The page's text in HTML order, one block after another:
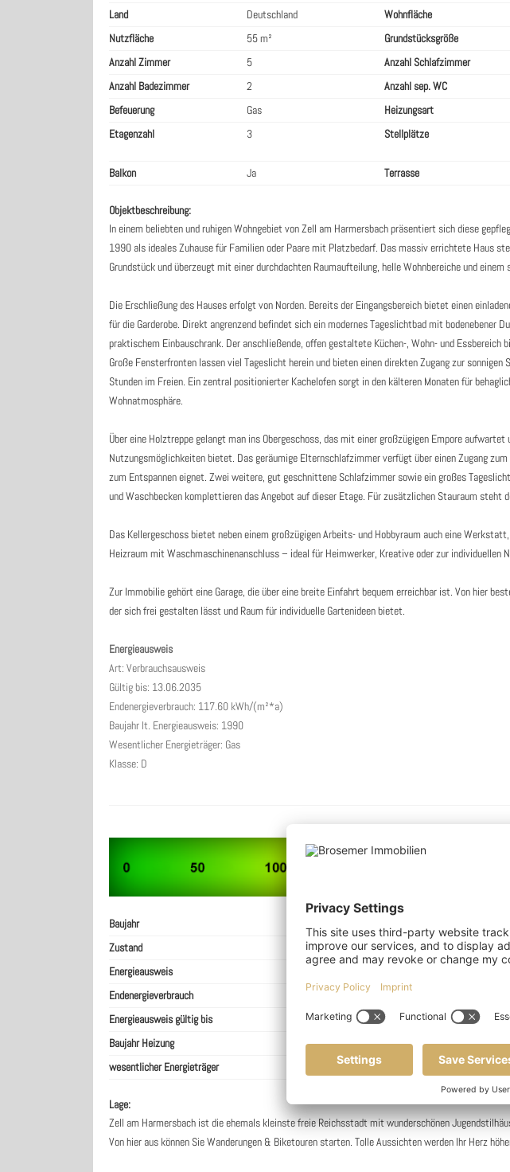
Land
Deutschland Wohnfläche
Nutzfläche
55 m² Grundstücksgröße
Anzahl Zimmer
5 Anzahl Schlafzimmer
Anzahl Badezimmer
2 Anzahl sep. WC
Befeuerung
Gas Heizungsart
Etagenzahl
3 Stellplätze
Balkon
Ja Terrasse
Objektbeschreibung:
In einem beliebten und ruhigen Wohngebiet von Zell am Harmersbach präsentiert sich diese
1990 als ideales Zuhause für Familien oder Paare mit Platzbedarf. Das massiv errichtete Haus
Grundstück und überzeugt mit einer durchdachten Raumaufteilung, helle Wohnbereiche und einem
Die Erschließung des Hauses erfolgt von Norden. Bereits der Eingangsbereich bietet einen
für die Garderobe. Direkt angrenzend befindet sich ein modernes Tageslichtbad mit bodenebener
praktischem Einbauschrank. Der anschließende, offen gestaltete Küchen-, Wohn- und Essbereich
Große Fensterfronten lassen viel Tageslicht herein und bieten einen direkten Zugang zur
Stunden im Freien. Ein zentral positionierter Kachelofen sorgt in den kälteren Monaten für
Wohnatmosphäre.
Über eine Holztreppe gelangt man ins Obergeschoss, das mit einer großzügigen Empore
Nutzungsmöglichkeiten bietet. Das geräumige Elternschlafzimmer verfügt über einen Zugang
zum Entspannen eignet. Zwei weitere, gut geschnittene Schlafzimmer sowie ein großes
und Waschbecken komplettieren das Angebot auf dieser Etage. Für zusätzlichen Stauraum steht
Das Kellergeschoss bietet neben einem großzügigen Arbeits- und Hobbyraum auch eine
Heizraum mit Waschmaschinenanschluss – ideal für Heimwerker, Kreative oder zur individuellen
Zur Immobilie gehört eine Garage, die über eine breite Einfahrt bequem erreichbar ist. Von hier
der sich frei gestalten lässt und Raum für individuelle Gartenideen bietet.
Energieausweis
Art: Verbrauchsausweis
Gültig bis: 13.06.2035
Endenergieverbrauch: 117.60 kWh/(m²*a)
Baujahr lt. Energieausweis: 1990
Wesentlicher Energieträger: Gas
Klasse: D
Baujahr
Zustand
Gepflegt
Energieausweis
Endenergieverbrauch
117,6 kWh/(m²a)
Energieausweis gültig bis
13.06.2035
Baujahr Heizung
1990
wesentlicher Energieträger
Lage:
Zell am Harmersbach ist die ehemals kleinste freie Reichsstadt mit wunderschönen
Von hier aus können Sie Wanderungen & Biketouren starten. Tolle Aussichten werden Ihr Herz